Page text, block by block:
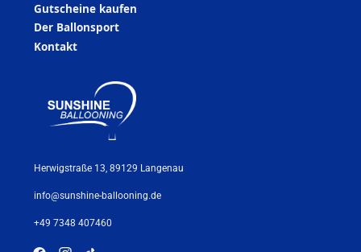
Gutscheine kaufen
Der Ballonsport
Kontakt
Herwigstraße 13, 89129 Langenau
info@sunshine-ballooning.de
+49 7348 407460